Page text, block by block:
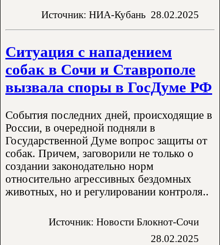
Источник: НИА-Кубань 28.02.2025
Ситуация с нападением
собак в Сочи и Ставрополе
вызвала споры в ГосДуме РФ
События последних дней, происходящие в
России, в очередной подняли в
Государственной Думе вопрос защиты от
собак. Причем, заговорили не только о
создании законодательно норм
относительно агрессивных бездомных
животных, но и регулировании контроля..
Источник: Новости Блокнот-Сочи
28.02.2025